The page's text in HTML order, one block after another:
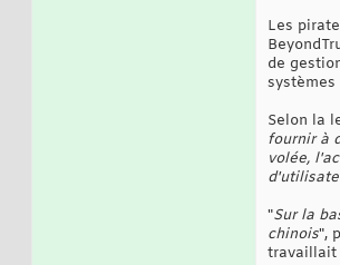
Les
de
systèmes
Selon la
fournir à
volée,
"Sur la
chinois",
travaillait